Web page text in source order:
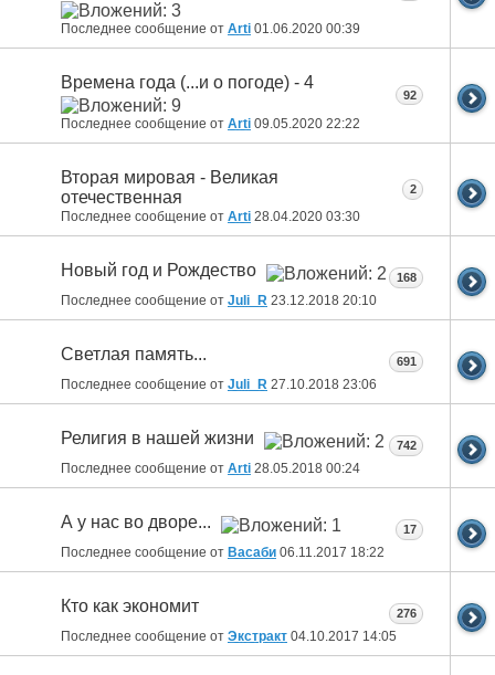
Последнее сообщение от Arti 01.06.2020 00:39
Времена года (...и о погоде) - 4
Последнее сообщение от Arti 09.05.2020 22:22
92
Вторая мировая - Великая
отечественная
Последнее сообщение от Arti 28.04.2020 03:30
2
Новый год и Рождество
Последнее сообщение от Juli_R 23.12.2018 20:10
168
Светлая память...
Последнее сообщение от Juli_R 27.10.2018 23:06
691
Религия в нашей жизни
Последнее сообщение от Arti 28.05.2018 00:24
742
А у нас во дворе...
Последнее сообщение от Васаби 06.11.2017 18:22
17
Кто как экономит
Последнее сообщение от Экстракт 04.10.2017 14:05
276